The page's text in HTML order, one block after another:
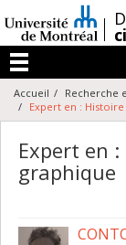
au
contenu
/
Menu
Accueil Recherche
Expert en :
Expert en
graphique